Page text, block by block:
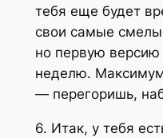
тебя еще будет
свои самые
но первую версию
неделю.
— перегоришь,
6. Итак, у тебя